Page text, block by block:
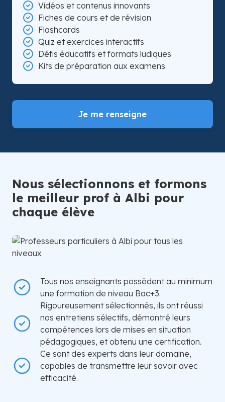
Vidéos et contenus innovants
Fiches de cours et de révision
Flashcards
Quiz et exercices interactifs
Défis éducatifs et formats ludiques
Kits de préparation aux examens
Je me renseigne
Nous sélectionnons et formons
le meilleur prof à Albi pour
chaque élève
Tous nos enseignants possèdent au minimum
une formation de niveau Bac+3.
Rigoureusement sélectionnés, ils ont réussi
nos entretiens sélectifs, démontré leurs
compétences lors de mises en situation
pédagogiques, et obtenu une certification.
Ce sont des experts dans leur domaine,
capables de transmettre leur savoir avec
efficacité.